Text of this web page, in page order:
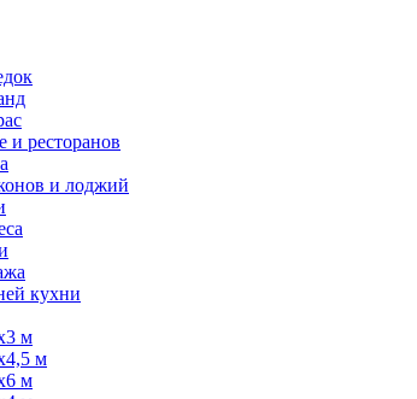
и ресторанов
и лоджий
кухни
м
м
м